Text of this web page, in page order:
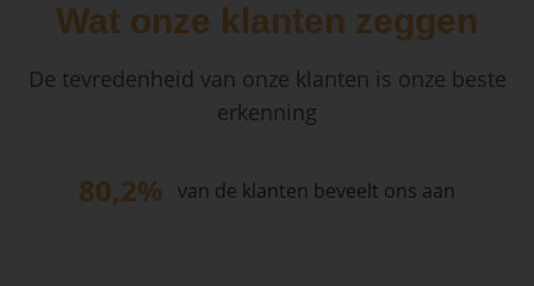
Wat onze klanten zeggen
De tevredenheid van onze klanten is onze beste
erkenning
80,2% van de klanten beveelt ons aan